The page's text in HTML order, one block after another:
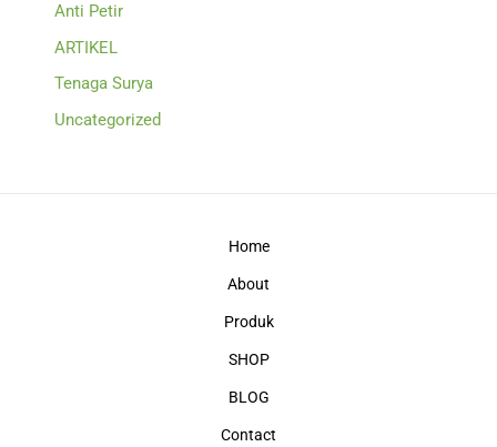
Anti Petir
ARTIKEL
Tenaga Surya
Uncategorized
Home
About
Produk
SHOP
BLOG
Contact